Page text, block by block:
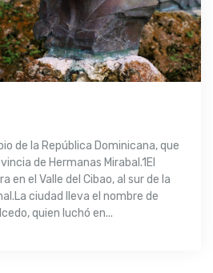
de la República Dominicana, que
de Hermanas Mirabal.1​El
en el Valle del Cibao, al sur de la
ciudad lleva el nombre de
quien luchó en...